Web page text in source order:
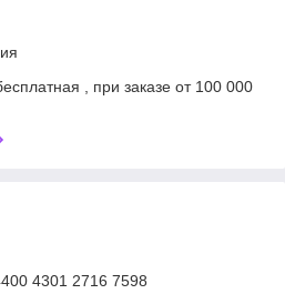
, при заказе от 100 000
4301 2716 7598